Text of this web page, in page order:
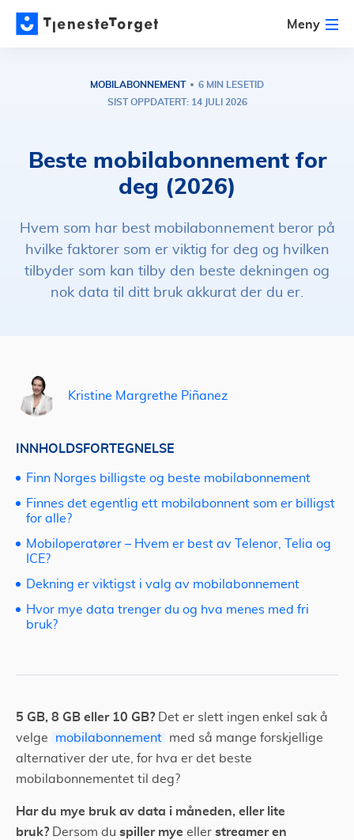
Meny
MOBILABONNEMENT
6 MIN LESETID
SIST OPPDATERT: 14 JULI 2026
Beste mobilabonnement for
deg (2026)
Hvem som har best mobilabonnement beror på
hvilke faktorer som er viktig for deg og hvilken
tilbyder som kan tilby den beste dekningen og
nok data til ditt bruk akkurat der du er.
5 GB, 8 GB eller 10 GB?
Det er slett ingen enkel sak å
velge
mobilabonnement
med så mange forskjellige
alternativer der ute, for hva er det beste
mobilabonnementet til deg?
Har du mye bruk av data i måneden, eller lite
bruk?
Dersom du spiller mye eller streamer en
Kristine Margrethe Piñanez
INNHOLDSFORTEGNELSE
Finn Norges billigste og beste mobilabonnement
Finnes det egentlig ett mobilabonnent som er billigst
for alle?
Mobiloperatører – Hvem er best av Telenor, Telia og
ICE?
Dekning er viktigst i valg av mobilabonnement
Hvor mye data trenger du og hva menes med fri
bruk?